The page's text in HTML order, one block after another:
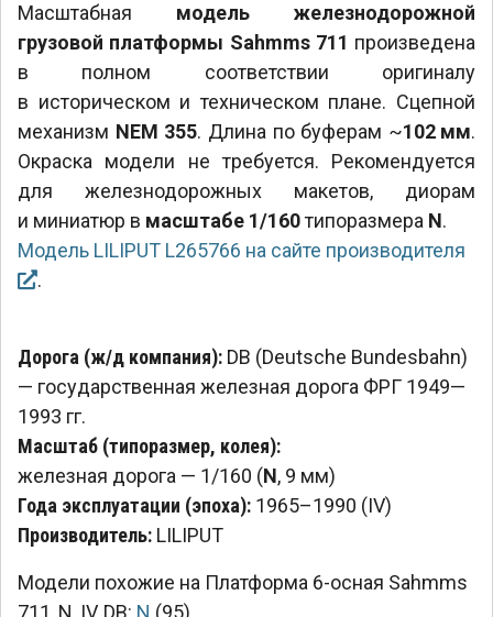
Масштабная модель железнодорожной
грузовой платформы Sahmms 711 произведена
в полном соответствии оригиналу
в историческом и техническом плане. Сцепной
механизм NEM 355. Длина по буферам ~102 мм.
Окраска модели не требуется. Рекомендуется
для железнодорожных макетов, диорам
и миниатюр в масштабе 1/160типоразмера N.
Модель LILIPUT L265766 на сайте производителя
.
Дорога (ж/д компания): DB (Deutsche Bundesbahn)
— государственная железная дорога ФРГ 1949—
1993 гг.
Масштаб (типоразмер, колея):
железная дорога — 1/160 (N, 9 мм)
Года эксплуатации (эпоха): 1965–1990 (IV)
Производитель: LILIPUT
Модели похожие на Платформа 6-осная Sahmms
711, N, IV, DB: N (95)